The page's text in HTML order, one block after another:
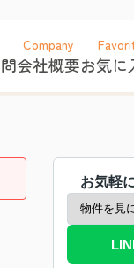
Company
会社概要お気に
お気軽